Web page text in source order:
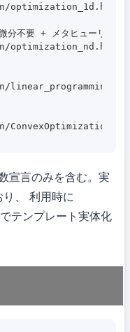
optimization_1d.hpp>
不要 + メタヒューリス
optimization_nd.hpp>
宣言のみを含む。実
、 利用時に
テンプレート実体化